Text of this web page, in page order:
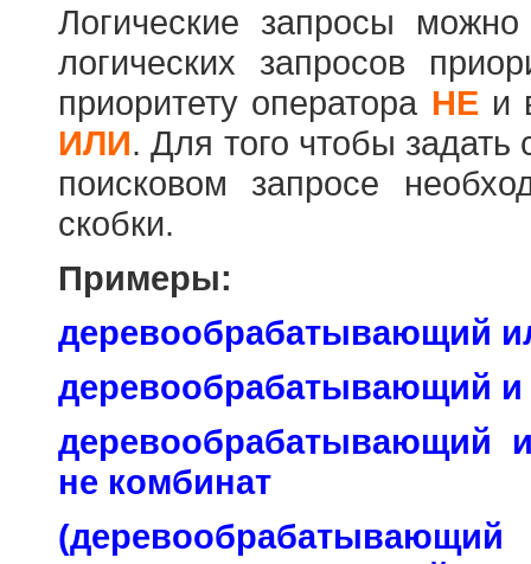
Логические запросы
логических запросов
приоритету оператора НЕи
ИЛИ. Для того чтобы задать
поисковом запросе
скобки.
Примеры:
деревообрабатывающий
деревообрабатывающий и
деревообрабатывающий
не комбинат